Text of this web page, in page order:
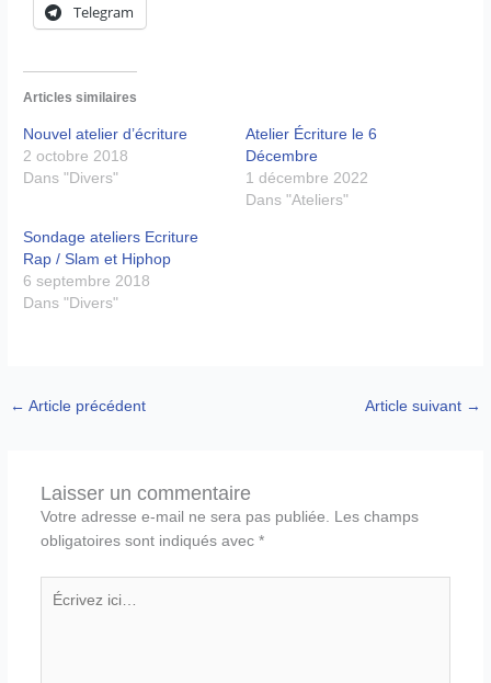
Telegram
Articles similaires
Nouvel atelier d’écriture
2 octobre 2018
Dans "Divers"
Atelier Écriture le 6
Décembre
1 décembre 2022
Dans "Ateliers"
Sondage ateliers Ecriture
Rap / Slam et Hiphop
6 septembre 2018
Dans "Divers"
← Article précédent Article suivant →
Laisser un commentaire
Votre adresse e-mail ne sera pas publiée. Les champs
obligatoires sont indiqués avec *